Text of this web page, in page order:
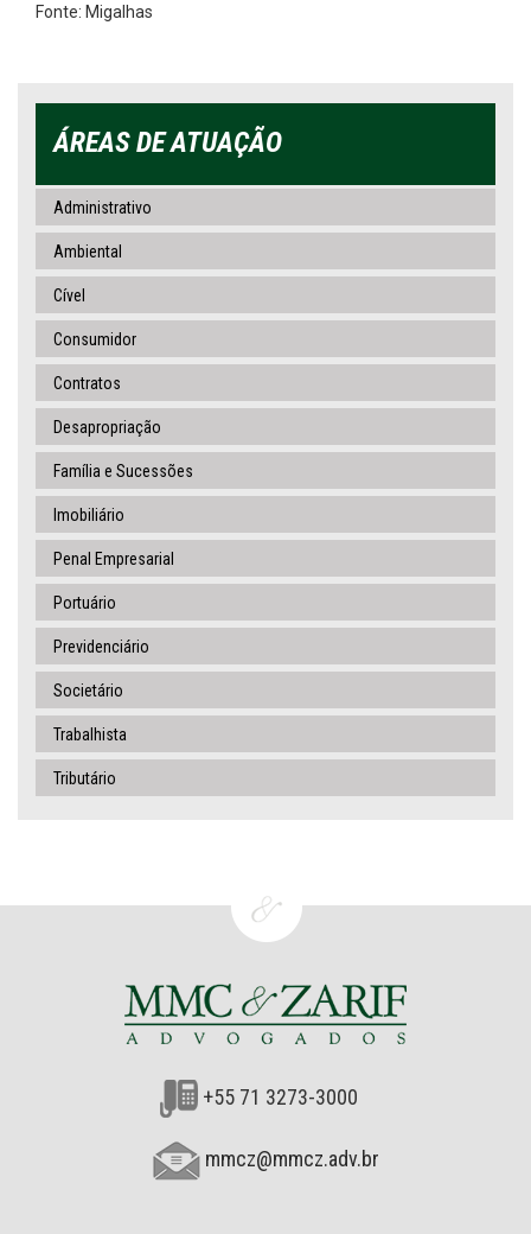
Fonte: Migalhas
ÁREAS DE ATUAÇÃO
Administrativo
Ambiental
Cível
Consumidor
Contratos
Desapropriação
Família e Sucessões
Imobiliário
Penal Empresarial
Portuário
Previdenciário
Societário
Trabalhista
Tributário
+55 71 3273-3000
mmcz@mmcz.adv.br